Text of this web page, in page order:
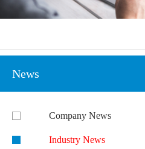
News
Company News
Industry News